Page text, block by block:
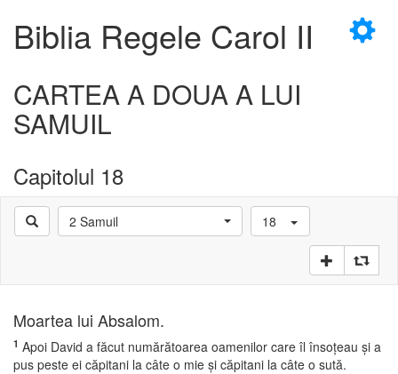
×
Biblia Regele Carol II
CARTEA A DOUA A LUI
SAMUIL
Capitolul 18
2 Samuil 18
Moartea lui Absalom.
1 Apoi David a făcut numărătoarea oamenilor care îl însoţeau şi a
pus peste ei căpitani la câte o mie şi căpitani la câte o sută.